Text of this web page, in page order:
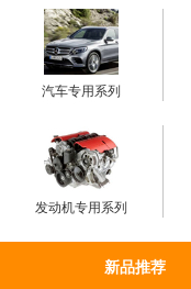
汽车专用系列
发动机专用系列
新品推荐